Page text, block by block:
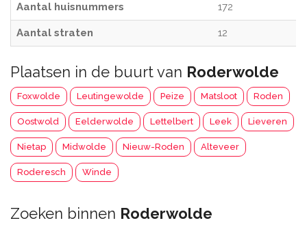
Aantal huisnummers 172
Aantal straten 12
Plaatsen in de buurt van Roderwolde
Foxwolde Leutingewolde Peize Matsloot Roden
Oostwold Eelderwolde Lettelbert Leek Lieveren
Nietap Midwolde Nieuw-Roden Alteveer
Roderesch Winde
Zoeken binnen Roderwolde